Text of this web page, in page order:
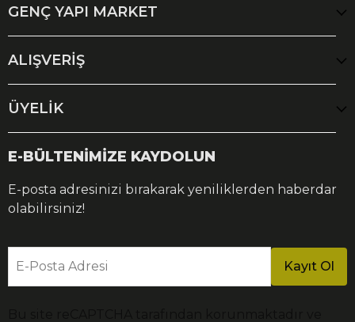
GENÇ YAPI MARKET
ALIŞVERİŞ
ÜYELİK
E-BÜLTENİMİZE KAYDOLUN
E-posta adresinizi bırakarak yeniliklerden haberdar
olabilirsiniz!
E-Posta Adresi Kayıt Ol